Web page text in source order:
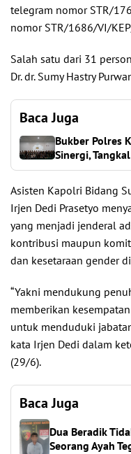
telegram nomor STR/
nomor STR/1686/VI/
Salah satu dari 31
Dr. dr. Sumy Hastry
Baca Juga
Bukber Polres
Sinergi,
Asisten Kapolri Bidang
Irjen Dedi Prasetyo
yang menjadi jenderal
kontribusi maupun
dan kesetaraan gender
“Yakni mendukung
memberikan
untuk menduduki
kata Irjen Dedi dalam
(29/6).
Baca Juga
Dua Beradik
Seorang Ayah